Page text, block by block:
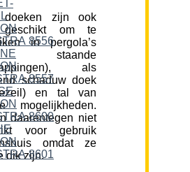
doeken zijn ook
geschikt om te
in pergola’s
staande
als
schaduw doek
en tal van
mogelijkheden.
daarentegen niet
voor gebruik
omdat ze
dik zijn.